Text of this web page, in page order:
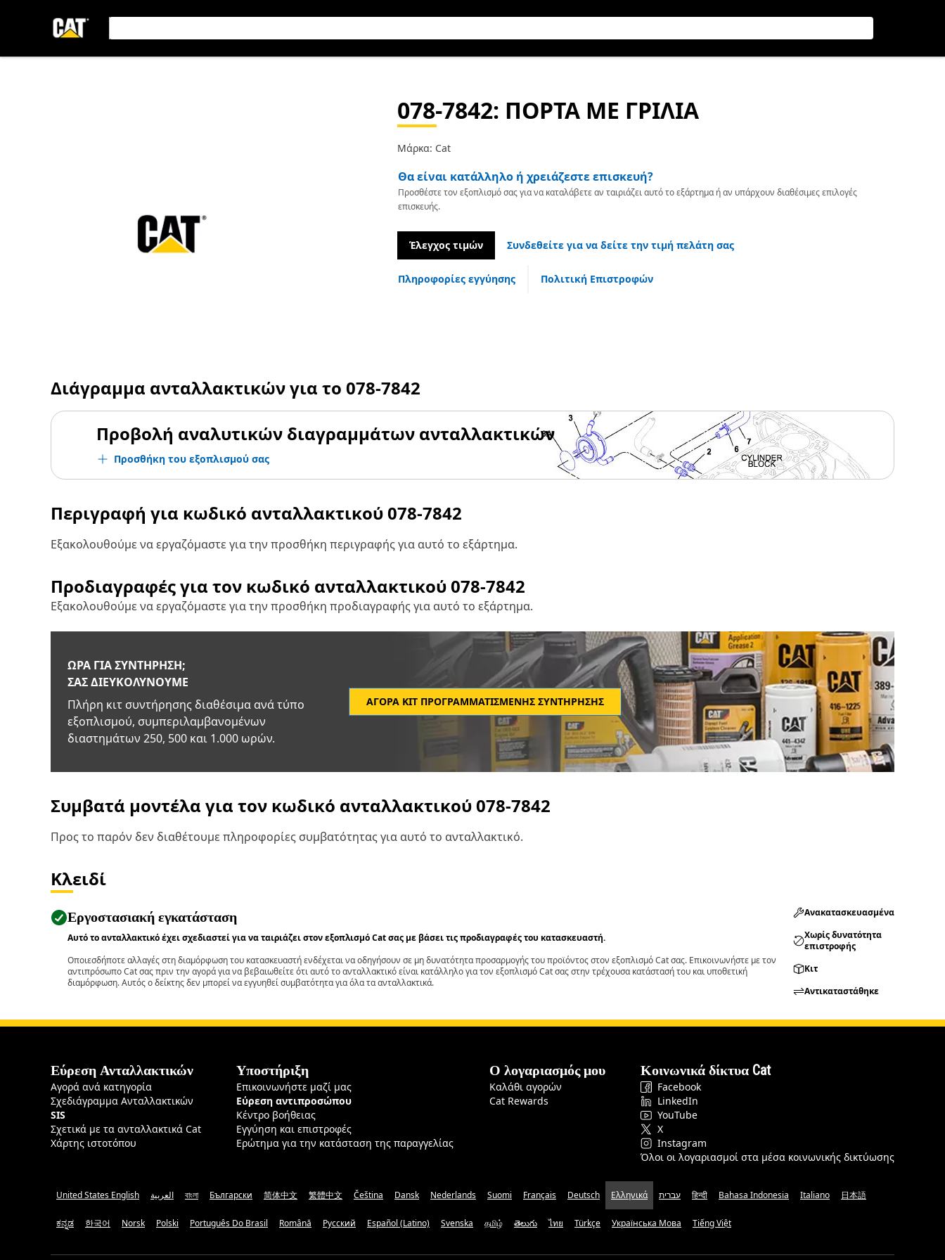
078-7842: ΠΟΡΤΑ ΜΕ ΓΡΙΛΙΑ
Μάρκα: Cat
Θα είναι κατάλληλο ή χρειάζεστε επισκευή?
Προσθέστε τον εξοπλισμό σας για να καταλάβετε αν ταιριάζει αυτό το εξάρτημα ή αν υπάρχουν διαθέσιμες επιλογές
επισκευής.
Έλεγχος τιμών Συνδεθείτε για να δείτε την τιμή πελάτη σας
Πληροφορίες εγγύησης Πολιτική Επιστροφών
Διάγραμμα ανταλλακτικών για το 078-7842
Προβολή αναλυτικών διαγραμμάτων ανταλλακτικών
Προσθήκη του εξοπλισμού σας
Περιγραφή για κωδικό ανταλλακτικού078-7842
Εξακολουθούμε να εργαζόμαστε για την προσθήκη περιγραφής για αυτό το εξάρτημα.
Προδιαγραφές για τον κωδικό ανταλλακτικού078-7842
Εξακολουθούμε να εργαζόμαστε για την προσθήκη προδιαγραφής για αυτό το εξάρτημα.
ΏΡΑ ΓΙΑ ΣΥΝΤΉΡΗΣΗ;
ΣΑΣ ΔΙΕΥΚΟΛΎΝΟΥΜΕ
Πλήρη κιτ συντήρησης διαθέσιμα ανά τύπο
εξοπλισμού, συμπεριλαμβανομένων
διαστημάτων 250, 500 και 1.000 ωρών.
ΑΓΟΡΆ ΚΙΤ ΠΡΟΓΡΑΜΜΑΤΙΣΜΈΝΗΣ ΣΥΝΤΉΡΗΣΗΣ
Συμβατά μοντέλα για τον κωδικό ανταλλακτικού078-7842
Προς το παρόν δεν διαθέτουμε πληροφορίες συμβατότητας για αυτό το ανταλλακτικό.
Κλειδί
Εργοστασιακή εγκατάσταση
Αυτό το ανταλλακτικό έχει σχεδιαστεί για να ταιριάζει στον εξοπλισμό Cat σας με βάσει τις προδιαγραφές του κατασκευαστή.
Οποιεσδήποτε αλλαγές στη διαμόρφωση του κατασκευαστή ενδέχεται να οδηγήσουν σε μη δυνατότητα προσαρμογής του προϊόντος στον εξοπλισμό Cat σας. Επικοινωνήστε με τον
αντιπρόσωπο Cat σας πριν την αγορά για να βεβαιωθείτε ότι αυτό το ανταλλακτικό είναι κατάλληλο για τον εξοπλισμό Cat σας στην τρέχουσα κατάστασή του και υποθετική
διαμόρφωση. Αυτός ο δείκτης δεν μπορεί να εγγυηθεί συμβατότητα για όλα τα ανταλλακτικά.
Ανακατασκευασμένα
Χωρίς δυνατότητα
επιστροφής
Κιτ
Αντικαταστάθηκε
Εύρεση Ανταλλακτικών
Αγορά ανά κατηγορία
Σχεδιάγραμμα Ανταλλακτικών
SIS
Σχετικά με τα ανταλλακτικά Cat
Χάρτης ιστοτόπου
Υποστήριξη
Επικοινωνήστε μαζί μας
Εύρεση αντιπροσώπου
Κέντρο βοήθειας
Εγγύηση και επιστροφές
Ερώτημα για την κατάσταση της παραγγελίας
Ο λογαριασμός μου
Καλάθι αγορών
Cat Rewards
Κοινωνικά δίκτυα Cat
Facebook
LinkedIn
YouTube
X
Instagram
Όλοι οι λογαριασμοί στα μέσα κοινωνικής δικτύωσης
United States English العربية বাংলা Български 简体中文 繁體中文 Čeština Dansk Nederlands Suomi Français Deutsch Ελληνικά עברית हिन्दी Bahasa Indonesia Italiano 日本語
ಕನ್ನಡ 한국어 Norsk Polski Português Do Brasil Română Русский Español (Latino) Svenska தமிழ் తెలుగు ไทย Türkçe Українська Мова Tiếng Việt